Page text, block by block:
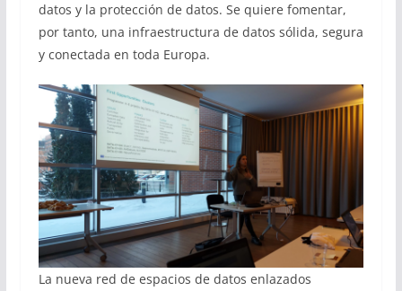
datos y la protección de datos. Se quiere fomentar,
por tanto, una infraestructura de datos sólida, segura
y conectada en toda Europa.
La nueva red de espacios de datos enlazados